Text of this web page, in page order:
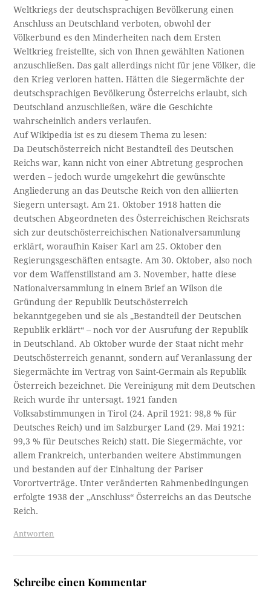
Weltkriegs der deutschsprachigen Bevölkerung einen
Anschluss an Deutschland verboten, obwohl der
Völkerbund es den Minderheiten nach dem Ersten
Weltkrieg freistellte, sich von Ihnen gewählten Nationen
anzuschließen. Das galt allerdings nicht für jene Völker, die
den Krieg verloren hatten. Hätten die Siegermächte der
deutschsprachigen Bevölkerung Österreichs erlaubt, sich
Deutschland anzuschließen, wäre die Geschichte
wahrscheinlich anders verlaufen.
Auf Wikipedia ist es zu diesem Thema zu lesen:
Da Deutschösterreich nicht Bestandteil des Deutschen
Reichs war, kann nicht von einer Abtretung gesprochen
werden – jedoch wurde umgekehrt die gewünschte
Angliederung an das Deutsche Reich von den alliierten
Siegern untersagt. Am 21. Oktober 1918 hatten die
deutschen Abgeordneten des Österreichischen Reichsrats
sich zur deutschösterreichischen Nationalversammlung
erklärt, woraufhin Kaiser Karl am 25. Oktober den
Regierungsgeschäften entsagte. Am 30. Oktober, also noch
vor dem Waffenstillstand am 3. November, hatte diese
Nationalversammlung in einem Brief an Wilson die
Gründung der Republik Deutschösterreich
bekanntgegeben und sie als „Bestandteil der Deutschen
Republik erklärt“ – noch vor der Ausrufung der Republik
in Deutschland. Ab Oktober wurde der Staat nicht mehr
Deutschösterreich genannt, sondern auf Veranlassung der
Siegermächte im Vertrag von Saint-Germain als Republik
Österreich bezeichnet. Die Vereinigung mit dem Deutschen
Reich wurde ihr untersagt. 1921 fanden
Volksabstimmungen in Tirol (24. April 1921: 98,8 % für
Deutsches Reich) und im Salzburger Land (29. Mai 1921:
99,3 % für Deutsches Reich) statt. Die Siegermächte, vor
allem Frankreich, unterbanden weitere Abstimmungen
und bestanden auf der Einhaltung der Pariser
Vorortverträge. Unter veränderten Rahmenbedingungen
erfolgte 1938 der „Anschluss“ Österreichs an das Deutsche
Reich.
Antworten
Schreibe einen Kommentar